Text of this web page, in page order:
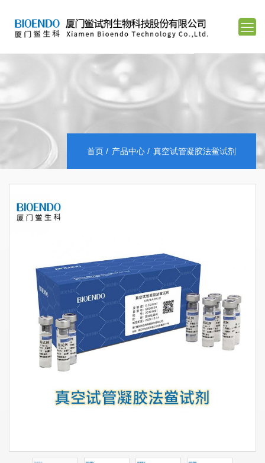
首页 产品中心 真空试管凝胶法鲎试剂